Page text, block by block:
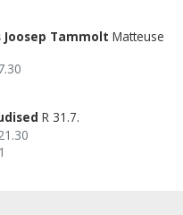
Joosep Tammolt Matteuse
R 31.7.